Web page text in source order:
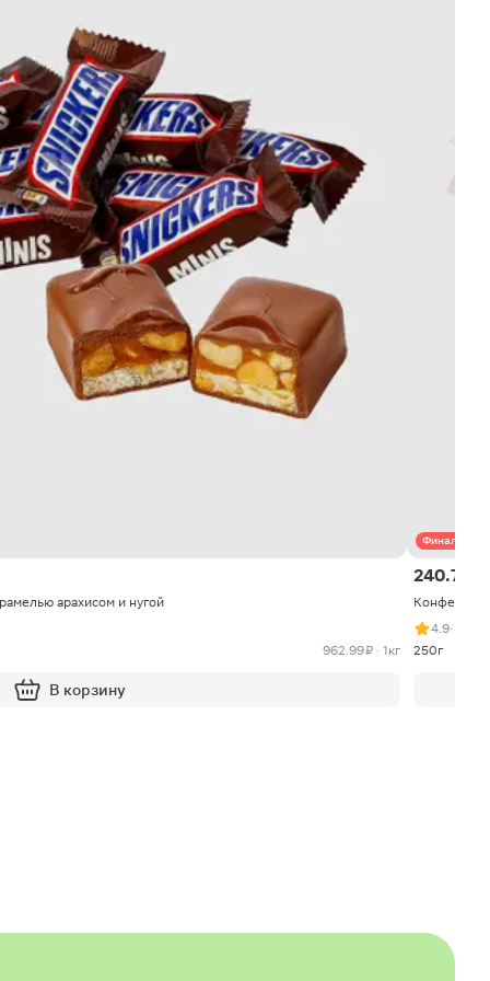
арахисом и нугой
962.99 ₽ · 1кг
В корзину
Финальная
240.74 ₽
Конфеты
4.9· 580
250г